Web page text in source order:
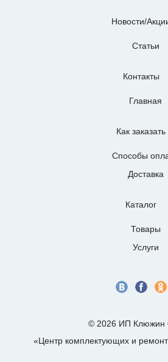
Новости/
Статьи
Контакты
Главная
Как заказать
Способы
Доставка
Каталог
Товары
Услуги
© 2026 ИП Клюжин
«Центр комплектующих и